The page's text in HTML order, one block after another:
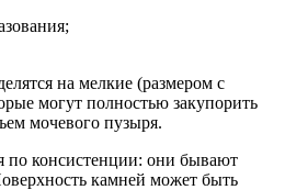
на мелкие (размером с
могут полностью закупорить
мочевого пузыря.
по консистенции: они бывают
камней может быть